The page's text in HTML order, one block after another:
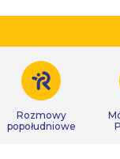
Rozmowy
popołudniowe